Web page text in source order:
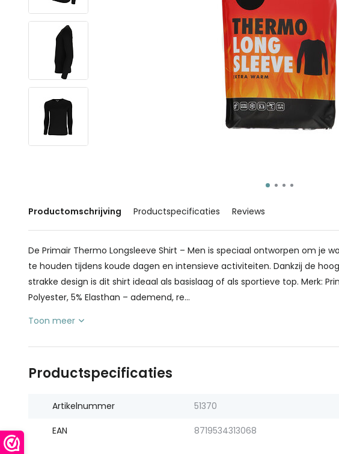
Productomschrijving Productspecificaties Reviews
De Primair Thermo Longsleeve Shirt – Men is speciaal ontworpen om je
te houden tijdens koude dagen en intensieve activiteiten. Dankzij de
strakke design is dit shirt ideaal als basislaag of als sportieve top. Merk:
Polyester, 5% Elasthan – ademend, re...
Toon meer
Productspecificaties
Artikelnummer 51370
EAN 8719534313068